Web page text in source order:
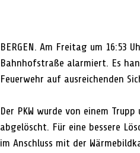
BERGEN. Am Freitag um 16:53
Bahnhofstraße alarmiert. Es
Feuerwehr auf ausreichenden
Der PKW wurde von einem
abgelöscht. Für eine bessere
im Anschluss mit der